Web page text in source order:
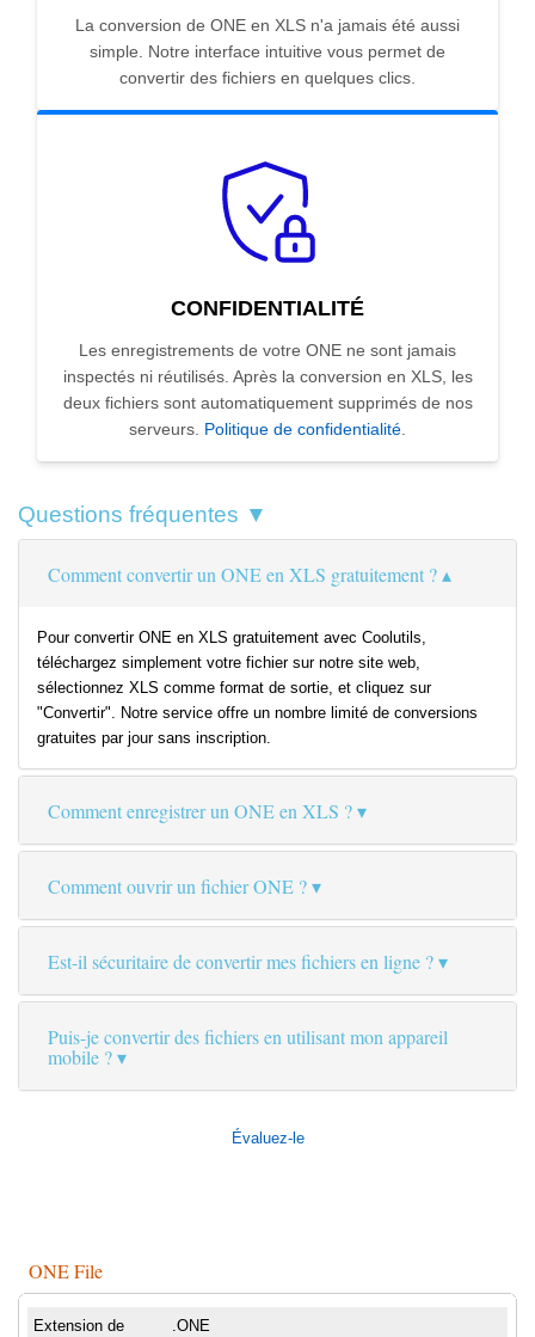
La conversion de ONE en XLS n'a jamais été aussi
simple. Notre interface intuitive vous permet de
convertir des fichiers en quelques clics.
CONFIDENTIALITÉ
Les enregistrements de votre ONE ne sont jamais
inspectés ni réutilisés. Après la conversion en XLS, les
deux fichiers sont automatiquement supprimés de nos
serveurs. Politique de confidentialité.
Questions fréquentes ▼
Comment convertir un ONE en XLS gratuitement ?
Pour convertir ONE en XLS gratuitement avec Coolutils,
téléchargez simplement votre fichier sur notre site web,
sélectionnez XLS comme format de sortie, et cliquez sur
"Convertir". Notre service offre un nombre limité de conversions
gratuites par jour sans inscription.
Comment enregistrer un ONE en XLS ?
Comment ouvrir un fichier ONE ?
Est-il sécuritaire de convertir mes fichiers en ligne ?
Puis-je convertir des fichiers en utilisant mon appareil
mobile ?
Évaluez-le
ONE File
Extension de
.ONE